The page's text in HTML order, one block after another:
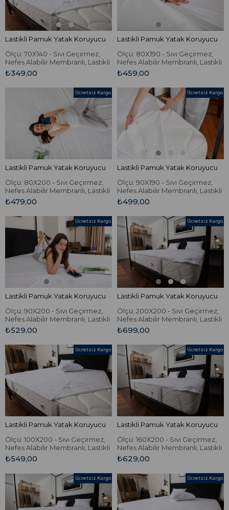
Lastikli Pamuk Yatak Koruyucu
Ölçü: 70X140 - Sıvı Geçirmez,
Nefes Alabilir Membranlı, Lastikli
Pamuk Yatak Koruyucu.
₺349,00
Lastikli Pamuk Yatak Koruyucu
Ölçü: 80X190 - Sıvı Geçirmez,
Nefes Alabilir Membranlı, Lastikli
Pamuk Yatak Koruyucu.
₺459,00
Lastikli Pamuk Yatak Koruyucu
Ölçü: 80X200 - Sıvı Geçirmez,
Nefes Alabilir Membranlı, Lastikli
Pamuk Yatak Koruyucu.
₺479,00
Ücretsiz Kargo
Lastikli Pamuk Yatak Koruyucu
Ölçü: 90X190 - Sıvı Geçirmez,
Nefes Alabilir Membranlı, Lastikli
Pamuk Yatak Koruyucu.
₺499,00
Ücretsiz Kargo
Lastikli Pamuk Yatak Koruyucu
Ölçü: 90X200 - Sıvı Geçirmez,
Nefes Alabilir Membranlı, Lastikli
Pamuk Yatak Koruyucu.
₺529,00
Ücretsiz Kargo
Lastikli Pamuk Yatak Koruyucu
Ölçü: 200X200 - Sıvı Geçirmez,
Nefes Alabilir Membranlı, Lastikli
Pamuk Yatak Koruyucu.
₺699,00
Ücretsiz Kargo
Lastikli Pamuk Yatak Koruyucu
Ölçü: 100X200 - Sıvı Geçirmez,
Nefes Alabilir Membranlı, Lastikli
Pamuk Yatak Koruyucu.
₺549,00
Ücretsiz Kargo
Lastikli Pamuk Yatak Koruyucu
Ölçü: 160X200 - Sıvı Geçirmez,
Nefes Alabilir Membranlı, Lastikli
Pamuk Yatak Koruyucu.
₺629,00
Ücretsiz Kargo
Ücretsiz Kargo Ücretsiz Kargo